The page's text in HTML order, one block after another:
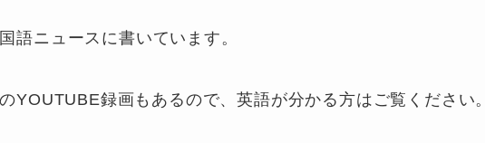
語ニュースに書いています。
YOUTUBE録画もあるので、英語が分かる方はご覧ください。